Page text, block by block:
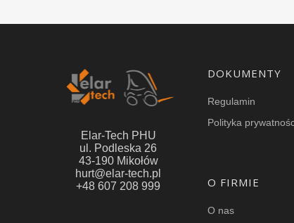
Elar-Tech PHU
ul. Podleska 26
43-190 Mikołów
hurt@elar-tech.pl
+48 607 208 999
Linki w
DOKUMENTY
Regulamin
Polityka
O FIRMIE
O nas